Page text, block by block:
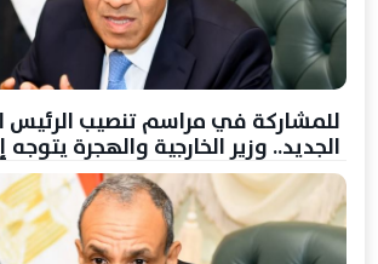
للمشاركة في مراسم تنصيب الرئيس
الجديد.. وزير الخارجية والهجرة